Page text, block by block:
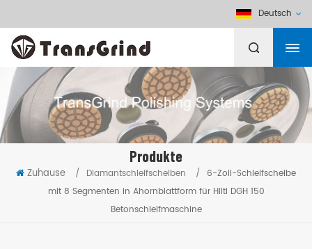
Deutsch
Produkte
Zuhause / Diamantschleifscheiben /
6-Zoll-Schleifscheibe
mit 8 Segmenten in Ahornblattform für Hilti DGH 150
Betonschleifmaschine